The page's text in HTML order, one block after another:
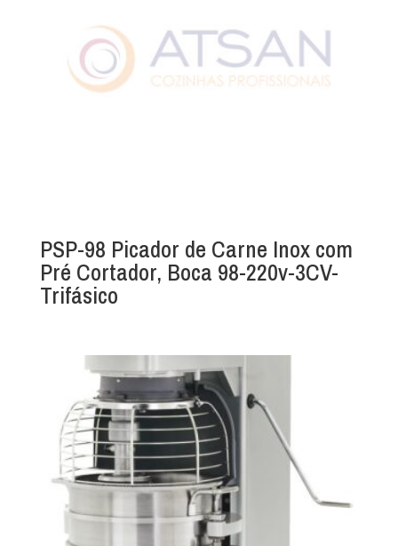
PSP-98 Picador de Carne Inox com
Pré Cortador, Boca 98-220v-3CV-
Trifásico